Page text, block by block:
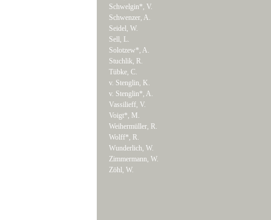
Schwelgin*, V.
Schwenzer, A.
Seidel, W.
Sell, L.
Solotzew*, A.
Stuchlik, R.
Tübke, C.
v. Stenglin, K.
v. Stenglin*, A.
Vassilieff, V.
Voigt*, M.
Weihermüller, R.
Wolff*, R.
Wunderlich, W.
Zimmermann, W.
Zöhl, W.